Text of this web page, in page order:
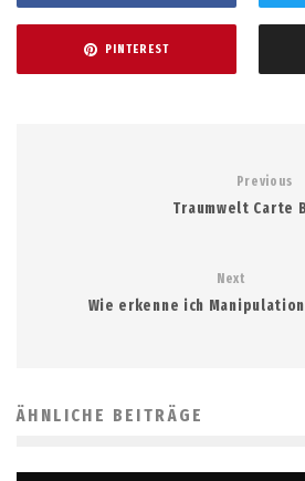
PINTEREST
Previous
Traumwelt Carte
Next
Wie erkenne ich
ÄHNLICHE BEITRÄGE